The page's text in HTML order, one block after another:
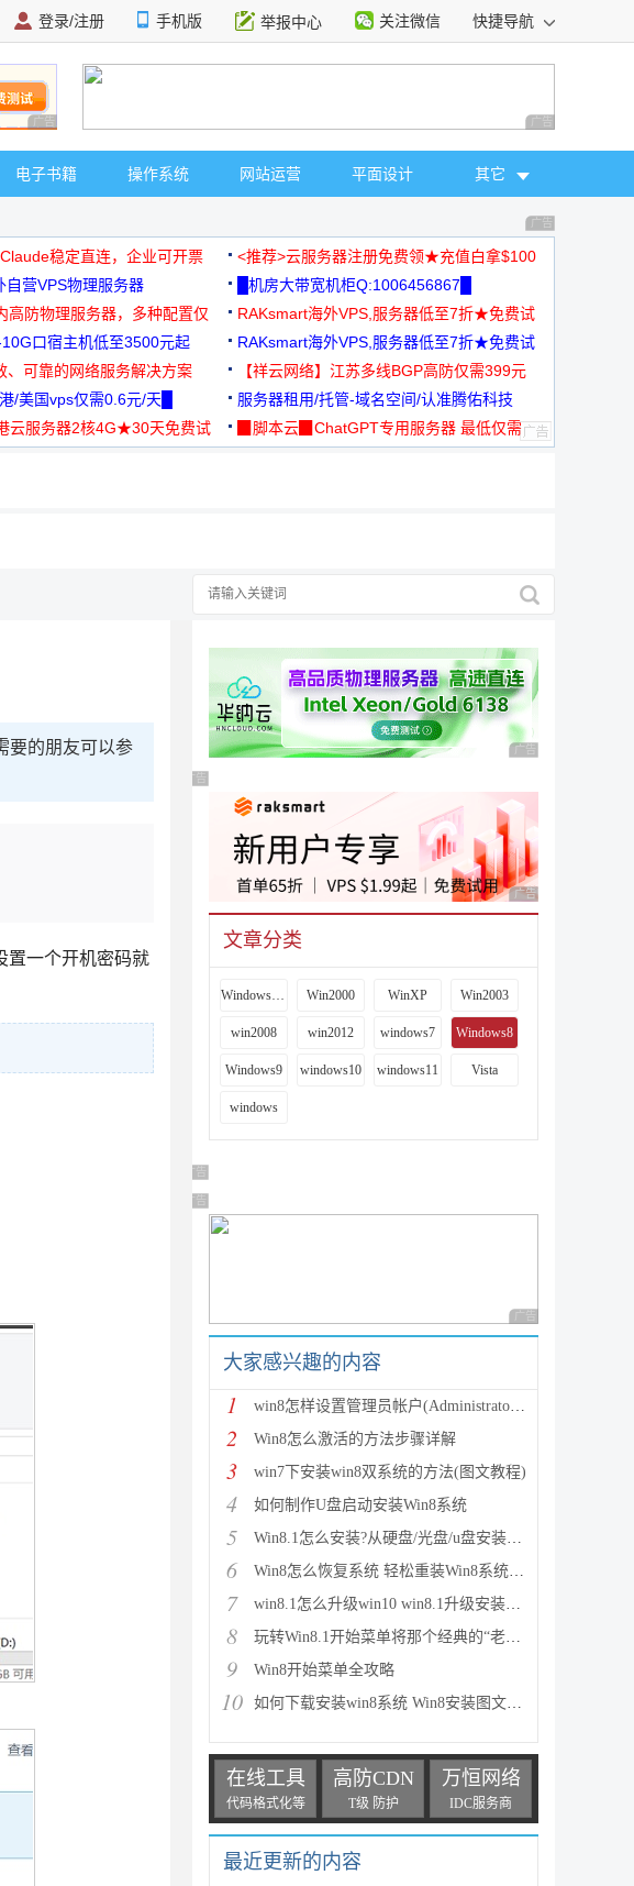
登录/注册 手机版 举报中心 关注微信 快捷导航
广告 商业广告，理性选择 广告 商业广告，理
电子书籍 操作系统 网站运营 平面设计 其它
广告 商业广告，理
稳定直连，企业可开票
<推荐>云服务器注册免费领★充值白拿$100
自营VPS物理服务器
█机房大带宽机柜Q:1006456867█
高防物理服务器，多种配置仅
RAKsmart海外VPS,服务器低至7折★免费试
用★
口宿主机低至3500元起
RAKsmart海外VPS,服务器低至7折★免费试
用★
、可靠的网络服务解决方案
【祥云网络】江苏多线BGP高防仅需399元
/美国vps仅需0.6元/天█
服务器租用/托管-域名空间/认准腾佑科技
服务器2核4G★30天免费试
▉脚本云▉ChatGPT专用服务器 最低仅需
要的朋友可以参
置一个开机密码就
广告 商业广告，理性
广告 商业广告，理性选择
广告 商业广告，理性
文章分类
Windows 9x Win2000 WinXP Win2003
win2008 win2012 windows7 Windows8
Windows9 windows10 windows11 Vista
windows
广告 商业广告，理性选择
广告 商业广告，理性选择
广告 商业广告，理性
大家感兴趣的内容
1 win8怎样设置管理员帐户(Administrator最高权限用户)
2 Win8怎么激活的方法步骤详解
3 win7下安装win8双系统的方法(图文教程)
4 如何制作U盘启动安装Win8系统
5 Win8.1怎么安装?从硬盘/光盘/u盘安装win8.1教程全程图
6 Win8怎么恢复系统 轻松重装Win8系统的方法(图文教程)
7 win8.1怎么升级win10 win8.1升级安装win10图文步骤
8 玩转Win8.1开始菜单将那个经典的“老菜单”恢复回来
9 Win8开始菜单全攻略
10 如何下载安装win8系统 Win8安装图文教程
在线工具
代码格式化等
高防CDN
T级 防护
万恒网络
IDC服务商
最近更新的内容